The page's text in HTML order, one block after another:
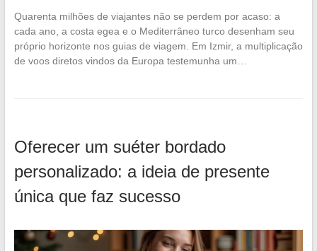
Quarenta milhões de viajantes não se perdem por acaso: a
cada ano, a costa egea e o Mediterrâneo turco desenham seu
próprio horizonte nos guias de viagem. Em Izmir, a multiplicação
de voos diretos vindos da Europa testemunha um…
Oferecer um suéter bordado
personalizado: a ideia de presente
única que faz sucesso